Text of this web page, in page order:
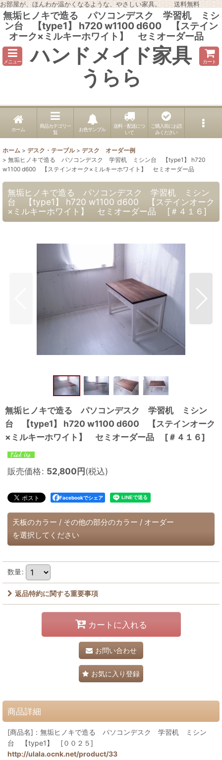
お部屋が、ほんわか温かくなるような、やさしい家具。 送料無料
無垢ヒノキで造る パソコンデスク 学習机 ミシ
ン台 【type1】 h720 w1100 d600 【ステイン
オーク×ミルキーホワイト】 セミオーダー品
メニュー ハンドメイド家具
うらら
カート
ホーム
商品カテゴリ一
覧
お色サンプル
送料・配送につ
いて
ご購入前にお読
みください
ホーム > デスク・テーブル > デスク オーダー例
> 無垢ヒノキで造る パソコンデスク 学習机 ミシン台 【type1】 h720
w1100 d600 【ステインオーク×ミルキーホワイト】 セミオーダー品
無垢ヒノキで造る パソコンデスク 学習机 ミシン
台 【type1】 h720 w1100 d600 【ステインオーク
×ミルキーホワイト】 セミオーダー品
[＃４１６]
無垢ヒノキで造る パソコンデスク 学習机 ミシン
台 【type1】 h720 w1100 d600 【ステインオーク
×ミルキーホワイト】 セミオーダー品
[＃４１６]
販売価格: 52,800円(税込)
Facebookでシェア
天板のカラー / その他の部分のカラー / オーダー
を選択してください
数量:
返品特約に関する重要事項
カートに入れる
お問い合わせ
お気に入り登録
商品詳細
[商品名]：無垢ヒノキで造る パソコンデスク 学習机 ミシン
台 【type1】 [００２５]
http://ulala.ocnk.net/product/33